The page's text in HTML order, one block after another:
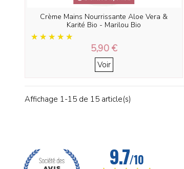
Crème Mains Nourrissante Aloe Vera &
Karité Bio - Marilou Bio
5,90 €
Voir
Affichage 1-15 de 15 article(s)